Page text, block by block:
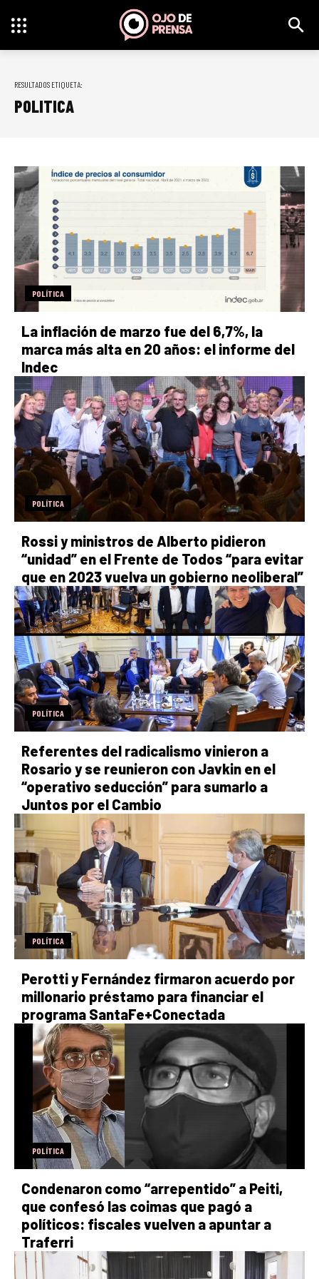
RESULTADOS ETIQUETA:
POLITICA
POLÍTICA
La inflación de marzo fue del 6,7%, la
marca más alta en 20 años: el informe del
Indec
POLÍTICA
Rossi y ministros de Alberto pidieron
“unidad” en el Frente de Todos “para evitar
que en 2023 vuelva un gobierno neoliberal”
POLÍTICA
Referentes del radicalismo vinieron a
Rosario y se reunieron con Javkin en el
“operativo seducción” para sumarlo a
Juntos por el Cambio
POLÍTICA
Perotti y Fernández firmaron acuerdo por
millonario préstamo para financiar el
programa SantaFe+Conectada
POLÍTICA
Condenaron como “arrepentido” a Peiti,
que confesó las coimas que pagó a
políticos: fiscales vuelven a apuntar a
Traferri